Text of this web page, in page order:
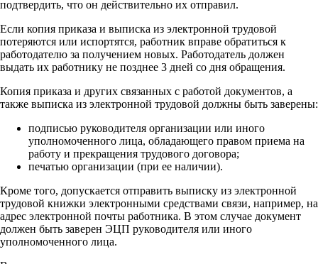
подтвердить, что он действительно их отправил.
Если копия приказа и выписка из электронной трудовой
потеряются или испортятся, работник вправе обратиться к
работодателю за получением новых. Работодатель должен
выдать их работнику не позднее 3 дней со дня обращения.
Копия приказа и других связанных с работой документов, а
также выписка из электронной трудовой должны быть заверены:
подписью руководителя организации или иного
уполномоченного лица, обладающего правом приема на
работу и прекращения трудового договора;
печатью организации (при ее наличии).
Кроме того, допускается отправить выписку из электронной
трудовой книжки электронными средствами связи, например, на
адрес электронной почты работника. В этом случае документ
должен быть заверен ЭЦП руководителя или иного
уполномоченного лица.